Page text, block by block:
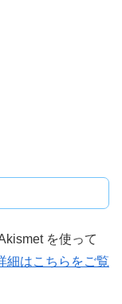
を使って
細はこちらをご覧